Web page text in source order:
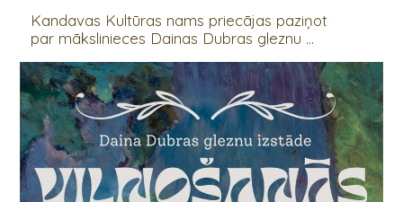
Kandavas Kultūras nams priecājas paziņot
par mākslinieces Dainas Dubras gleznu ...